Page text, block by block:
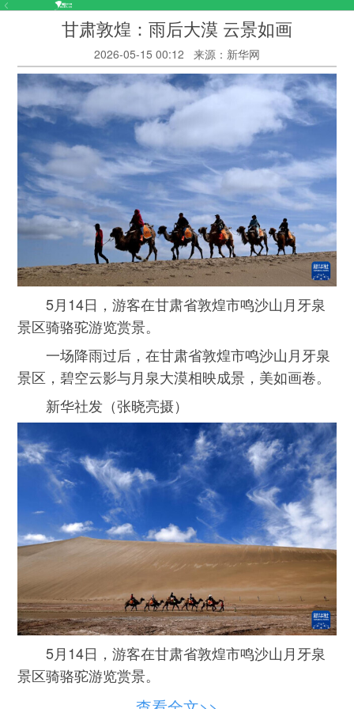
甘肃敦煌：雨后大漠 云景如画
2026-05-15 00:12 来源：新华网
5月14日，游客在甘肃省敦煌市鸣沙山月牙泉
景区骑骆驼游览赏景。
一场降雨过后，在甘肃省敦煌市鸣沙山月牙泉
景区，碧空云影与月泉大漠相映成景，美如画卷。
新华社发（张晓亮摄）
5月14日，游客在甘肃省敦煌市鸣沙山月牙泉
景区骑骆驼游览赏景。
一场降雨过后，在甘肃省敦煌市鸣沙山月牙泉